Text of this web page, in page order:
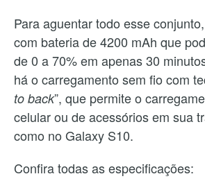
Para aguentar todo esse
com bateria de 4200 mAh que
de 0 a 70% em apenas 30
há o carregamento sem fio com
to back”, que permite o
celular ou de acessórios em sua
como no Galaxy S10.
Confira todas as especificações: